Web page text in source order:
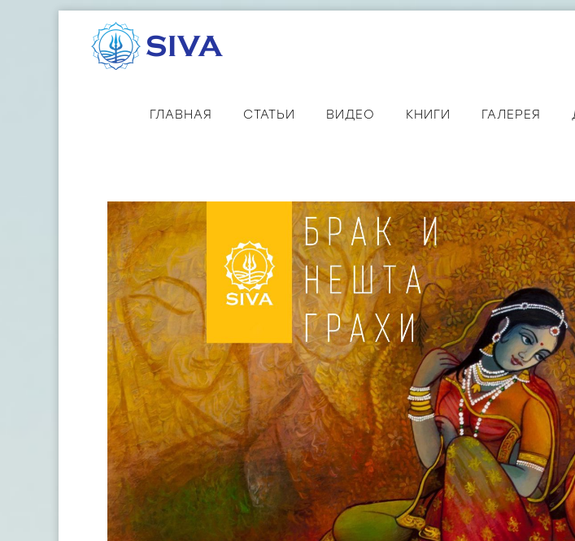
ГЛАВНАЯ СТАТЬИ ВИДЕО КНИГИ ГАЛЕРЕЯ